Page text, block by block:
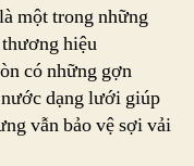
một trong những
hiệu
có những gợn
dạng lưới giúp
vẫn bảo vệ sợi vải